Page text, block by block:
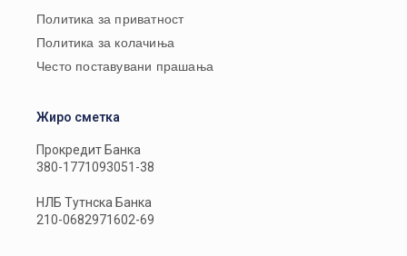
Политика за приватност
Политика за колачиња
Често поставувани прашања
Жиро сметка
Прокредит Банка
380-1771093051-38
НЛБ Тутнска Банка
210-0682971602-69